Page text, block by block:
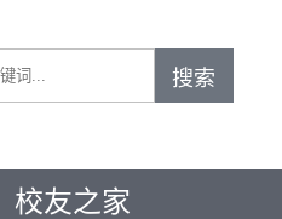
校友之家